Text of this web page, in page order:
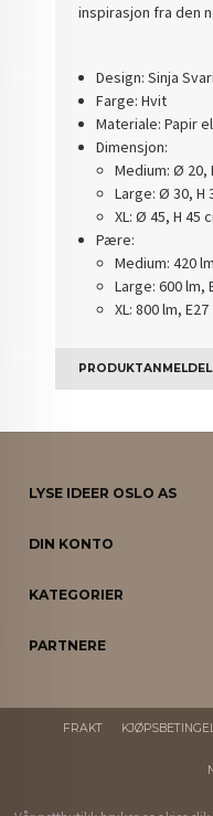
inspirasjon fra den
Design: Sinja
Farge: Hvit
Materiale: Papir
Dimensjon:
Medium: Ø 20,
Large: Ø 30, H
XL: Ø 45, H 45
Pære:
Medium: 420
Large: 600 lm,
XL: 800 lm, E27
LYSE IDEER OSLO AS
DIN KONTO
KATEGORIER
PARTNERE
FRAKT